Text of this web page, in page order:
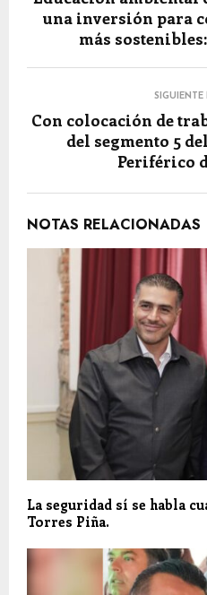
una inversión para
más
SIGUIENTE
Con colocación de
del segmento 5
Periférico
NOTAS RELACIONADAS
La seguridad sí se habla
Torres Piña.